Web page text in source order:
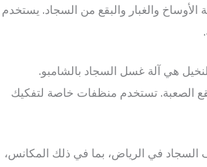
الأوساخ والغبار والبقع من السجاد. يستخدم
هي آلة غسل السجاد بالشامبو.
الصعبة. تستخدم منظفات خاصة لتفكيك
السجاد في الرياض، بما في ذلك المكانس،